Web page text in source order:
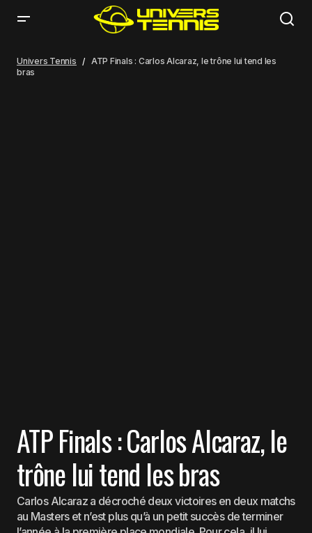
Univers Tennis
ATP Finals : Carlos Alcaraz, le trône lui tend les
bras
ATP Finals : Carlos Alcaraz, le
trône lui tend les bras
Carlos Alcaraz a décroché deux victoires en deux matchs
au Masters et n’est plus qu’à un petit succès de terminer